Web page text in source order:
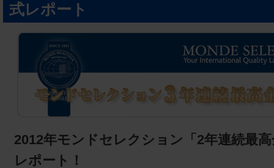
式レポート
2012年モンドセレクション「2年連続最
レポート！